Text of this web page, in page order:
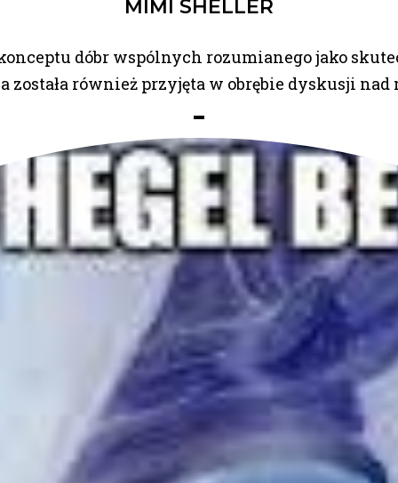
MIMI SHELLER
dóbr wspólnych rozumianego jako
również przyjęta w obrębie dyskusji